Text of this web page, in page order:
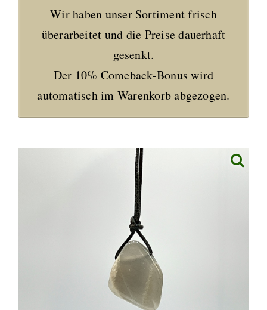
Wir haben unser Sortiment frisch
überarbeitet und die Preise dauerhaft
gesenkt.
Der 10% Comeback-Bonus wird
automatisch im Warenkorb abgezogen.